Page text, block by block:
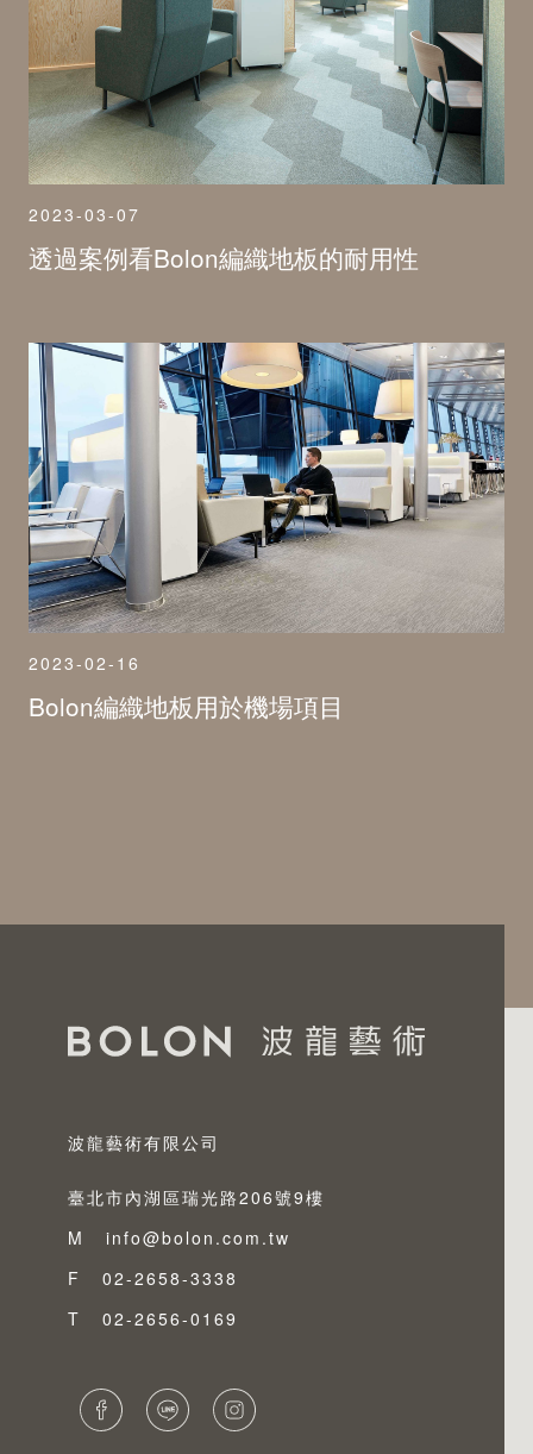
2023-03-07
透過案例看Bolon編織地板的耐用性
2023-02-16
Bolon編織地板用於機場項目
波龍藝術有限公司
臺北市內湖區瑞光路206號9樓
M
info@bolon.com.tw
F
02-2658-3338
T
02-2656-0169